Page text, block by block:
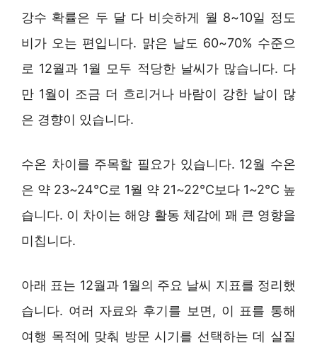
강수 확률은 두 달 다 비슷하게 월 8~10일 정도
비가 오는 편입니다. 맑은 날도 60~70% 수준으
로 12월과 1월 모두 적당한 날씨가 많습니다. 다
만 1월이 조금 더 흐리거나 바람이 강한 날이 많
은 경향이 있습니다.
수온 차이를 주목할 필요가 있습니다. 12월 수온
은 약 23~24℃로 1월 약 21~22℃보다 1~2℃ 높
습니다. 이 차이는 해양 활동 체감에 꽤 큰 영향을
미칩니다.
아래 표는 12월과 1월의 주요 날씨 지표를 정리했
습니다. 여러 자료와 후기를 보면, 이 표를 통해
여행 목적에 맞춰 방문 시기를 선택하는 데 실질